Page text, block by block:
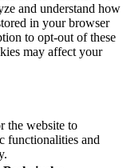
and understand how
in your browser
to opt-out of these
may affect your
the website to
functionalities and